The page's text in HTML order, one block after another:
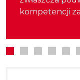
kompetencji